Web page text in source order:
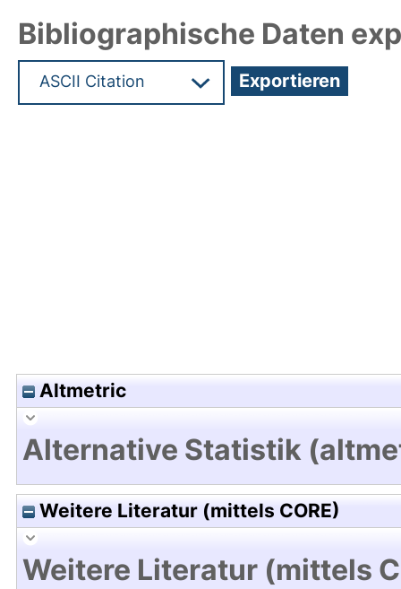
Bibliographische Daten
Altmetric
Alternative Statistik
Weitere Literatur (mittels CORE)
Weitere Literatur (mittels